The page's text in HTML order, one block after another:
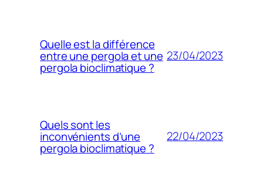
Quelle est la différence
entre une pergola et une
pergola bioclimatique ?
23/04/2023
Quels sont les
inconvénients d’une
pergola bioclimatique ?
22/04/2023